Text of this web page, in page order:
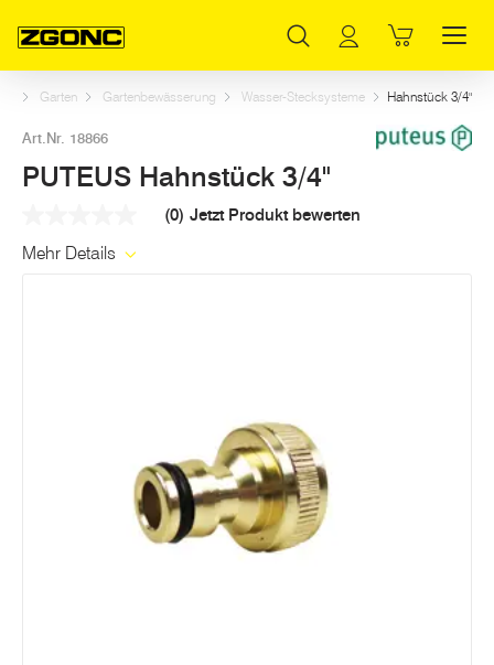
Garten Gartenbewässerung Wasser-Stecksysteme Hahnstück 3/4"
Art.Nr. 18866
PUTEUS Hahnstück 3/4"
Link
(0) Jetzt Produkt bewerten
Mehr Details